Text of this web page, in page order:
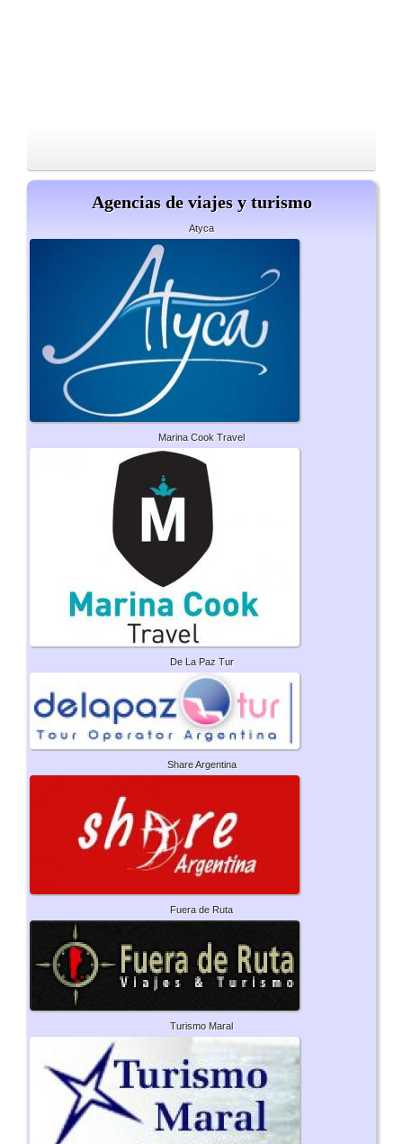
Agencias de viajes y turismo
Atyca
Marina Cook Travel
De La Paz Tur
Share Argentina
Fuera de Ruta
Turismo Maral